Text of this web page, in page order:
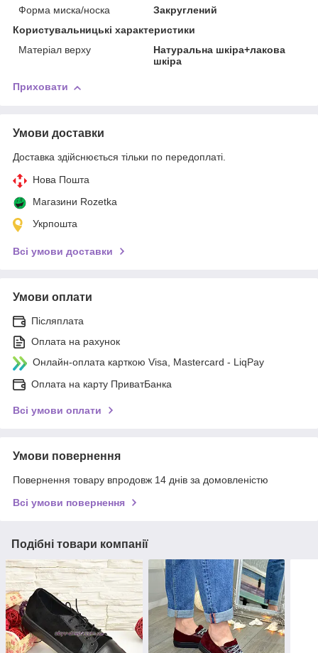
Форма миска/носка
Закруглений
Користувальницькі характеристики
Матеріал верху
Натуральна шкіра+лакова
шкіра
Приховати
Умови доставки
Доставка здійснюється тільки по передоплаті.
Нова Пошта
Магазини Rozetka
Укрпошта
Всі умови доставки
Умови оплати
Післяплата
Оплата на рахунок
Онлайн-оплата карткою Visa, Mastercard - LiqPay
Оплата на карту ПриватБанка
Всі умови оплати
Умови повернення
Повернення товару впродовж 14 днів за домовленістю
Всі умови повернення
Подібні товари компанії